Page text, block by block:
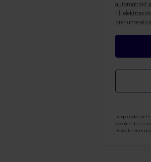
automatiskt
till
Responsable del
y control de los
Envío de